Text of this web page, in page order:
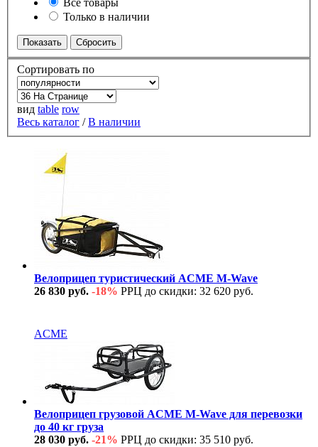
Только в наличии
Сортировать по
вид table row
Весь каталог /В наличии
Велоприцеп туристический ACME M-Wave
26 830 руб. -18% РРЦ до скидки: 32 620 руб.
ACME
Велоприцеп грузовой ACME M-Wave для перевозки
до 40 кг груза
28 030 руб. -21% РРЦ до скидки: 35 510 руб.